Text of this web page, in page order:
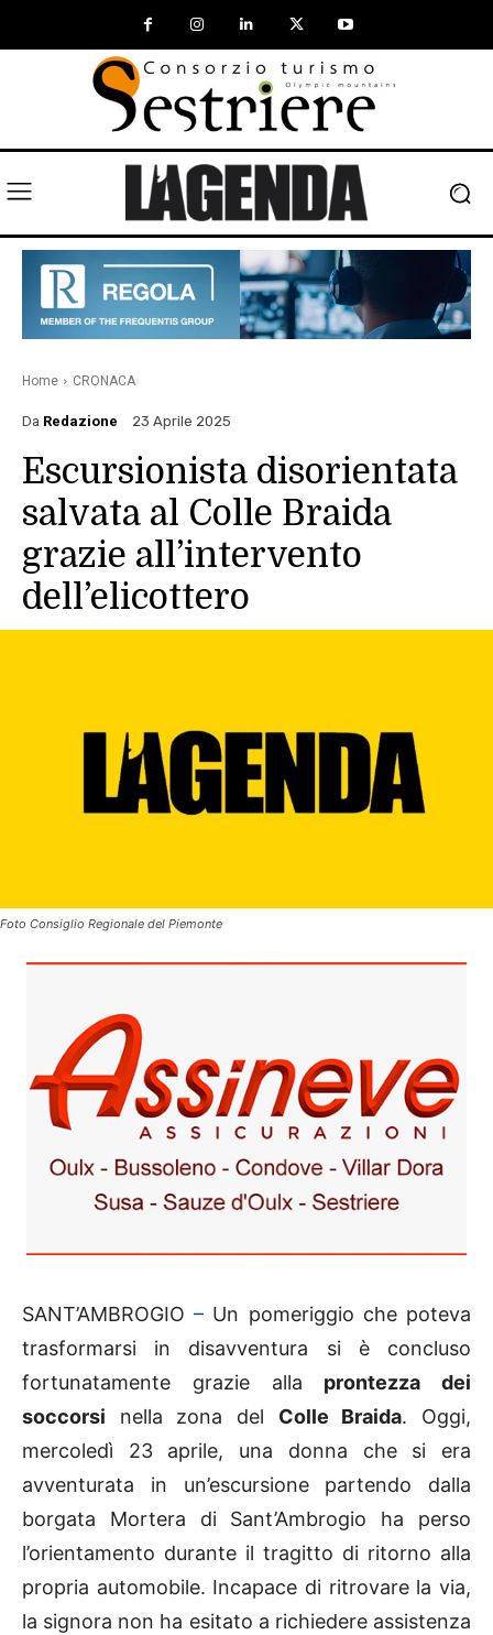
Home CRONACA
Da Redazione 23 Aprile 2025
Escursionista disorientata
salvata al Colle Braida
grazie all’intervento
dell’elicottero
Foto Consiglio Regionale del Piemonte
SANT’AMBROGIO– Un pomeriggio che poteva
trasformarsi in disavventura si è concluso
fortunatamente grazie alla prontezza dei
soccorsi nella zona del Colle Braida. Oggi,
mercoledì 23 aprile, una donna che si era
avventurata in un’escursione partendo dalla
borgata Mortera di Sant’Ambrogio ha perso
l’orientamento durante il tragitto di ritorno alla
propria automobile. Incapace di ritrovare la via,
la signora non ha esitato a richiedere assistenza